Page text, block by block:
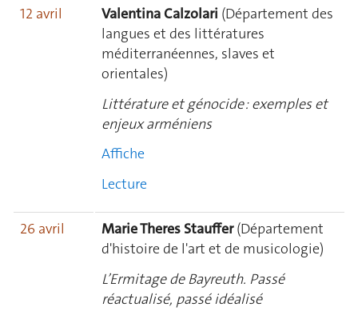
12 avril Valentina Calzolari (Département des
langues et des littératures
méditerranéennes, slaves et
orientales)
Littérature et génocide : exemples et
enjeux arméniens
Affiche
Lecture
26 avril Marie Theres Stauffer(Département
d'histoire de l'art et de musicologie)
L’Ermitage de Bayreuth. Passé
réactualisé, passé idéalisé